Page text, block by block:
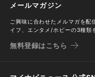
メールマガジン
ご興味に合わせたメルマガを配
イフ、エンタメ/ホビーの3種類
無料登録はこちら